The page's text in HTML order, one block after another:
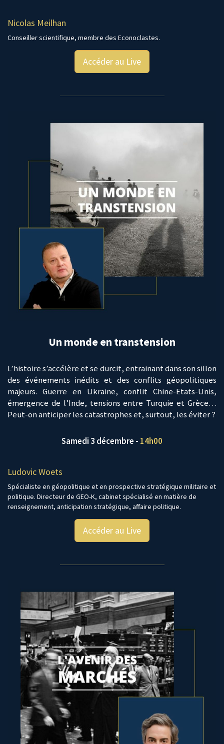
Nicolas Meilhan
Conseiller scientifique, membre des Econoclastes.
Accéder au Live
Un monde en transtension
L’histoire s’accélère et se durcit, entrainant dans son sillon
des événements inédits et des conflits géopolitiques
majeurs. Guerre en Ukraine, conflit Chine-Etats-Unis,
émergence de l’Inde, tensions entre Turquie et Grèce…
Peut-on anticiper les catastrophes et, surtout, les éviter ?
Samedi 3 décembre - 14h00
Ludovic Woets
Spécialiste en géopolitique et en prospective stratégique militaire et
politique. Directeur de GEO-K, cabinet spécialisé en matière de
renseignement, anticipation stratégique, affaire politique.
Accéder au Live